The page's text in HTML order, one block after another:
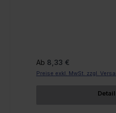
Regulärer Preis:
Ab 8,33 €
Preise exkl. MwSt. zzgl.